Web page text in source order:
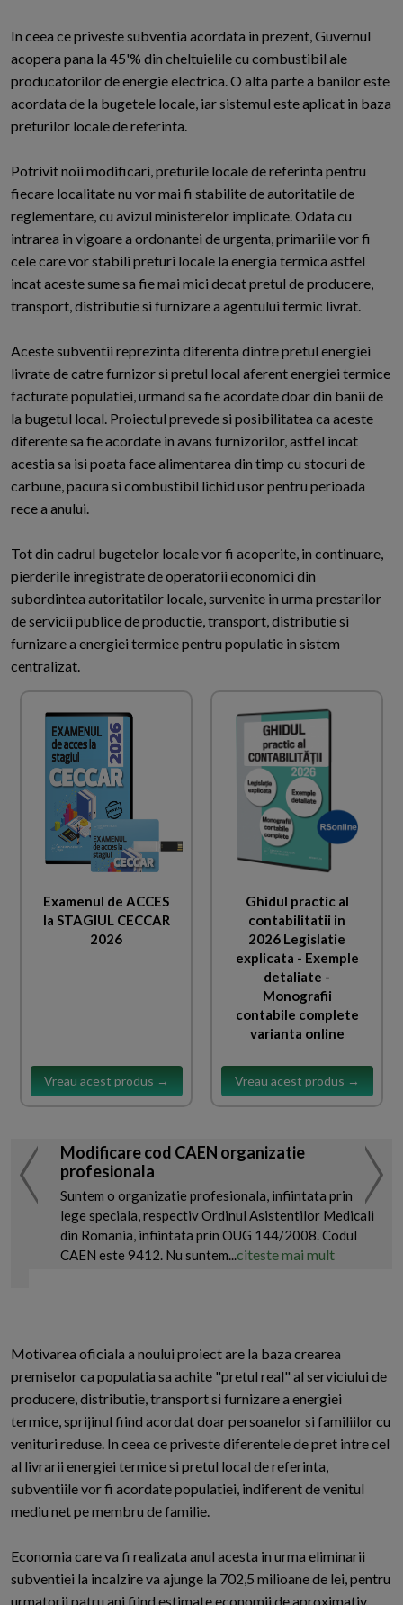
In ceea ce priveste subventia acordata in prezent, Guvernul
acopera pana la 45'% din cheltuielile cu combustibil ale
producatorilor de energie electrica. O alta parte a banilor este
acordata de la bugetele locale, iar sistemul este aplicat in baza
preturilor locale de referinta.
Potrivit noii modificari, preturile locale de referinta pentru
fiecare localitate nu vor mai fi stabilite de autoritatile de
reglementare, cu avizul ministerelor implicate. Odata cu
intrarea in vigoare a ordonantei de urgenta, primariile vor fi
cele care vor stabili preturi locale la energia termica astfel
incat aceste sume sa fie mai mici decat pretul de producere,
transport, distributie si furnizare a agentului termic livrat.
Aceste subventii reprezinta diferenta dintre pretul energiei
livrate de catre furnizor si pretul local aferent energiei termice
facturate populatiei, urmand sa fie acordate doar din banii de
la bugetul local. Proiectul prevede si posibilitatea ca aceste
diferente sa fie acordate in avans furnizorilor, astfel incat
acestia sa isi poata face alimentarea din timp cu stocuri de
carbune, pacura si combustibil lichid usor pentru perioada
rece a anului.
Tot din cadrul bugetelor locale vor fi acoperite, in continuare,
pierderile inregistrate de operatorii economici din
subordintea autoritatilor locale, survenite in urma prestarilor
de servicii publice de productie, transport, distributie si
furnizare a energiei termice pentru populatie in sistem
centralizat.
Examenul de ACCES
la STAGIUL CECCAR
2026
Vreau acest produs →
Ghidul practic al
contabilitatii in
2026 Legislatie
explicata - Exemple
detaliate -
Monografii
contabile complete
varianta online
Vreau acest produs →
Modificare cod CAEN organizatie
profesionala
Suntem o organizatie profesionala, infiintata prin
lege speciala, respectiv Ordinul Asistentilor Medicali
din Romania, infiintata prin OUG 144/2008. Codul
CAEN este 9412. Nu suntem...citeste mai mult
Motivarea oficiala a noului proiect are la baza crearea
premiselor ca populatia sa achite "pretul real" al serviciului de
producere, distributie, transport si furnizare a energiei
termice, sprijinul fiind acordat doar persoanelor si familiilor cu
venituri reduse. In ceea ce priveste diferentele de pret intre cel
al livrarii energiei termice si pretul local de referinta,
subventiile vor fi acordate populatiei, indiferent de venitul
mediu net pe membru de familie.
Economia care va fi realizata anul acesta in urma eliminarii
subventiei la incalzire va ajunge la 702,5 milioane de lei, pentru
urmatorii patru ani fiind estimate economii de aproximativ